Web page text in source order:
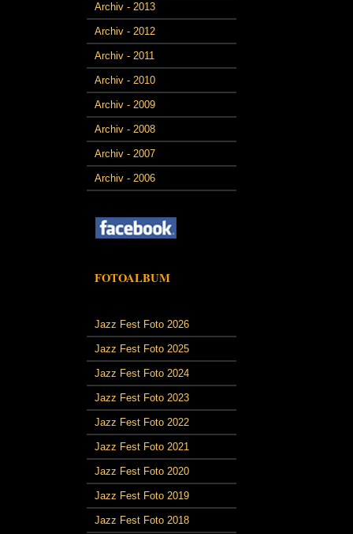
Archiv - 2013
Archiv - 2012
Archiv - 2011
Archiv - 2010
Archiv - 2009
Archiv - 2008
Archiv - 2007
Archiv - 2006
FOTOALBUM
Jazz Fest Foto 2026
Jazz Fest Foto 2025
Jazz Fest Foto 2024
Jazz Fest Foto 2023
Jazz Fest Foto 2022
Jazz Fest Foto 2021
Jazz Fest Foto 2020
Jazz Fest Foto 2019
Jazz Fest Foto 2018